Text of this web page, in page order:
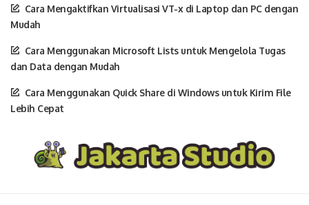
Cara Mengaktifkan Virtualisasi VT-x di Laptop dan PC dengan
Mudah
Cara Menggunakan Microsoft Lists untuk Mengelola Tugas
dan Data dengan Mudah
Cara Menggunakan Quick Share di Windows untuk Kirim File
Lebih Cepat